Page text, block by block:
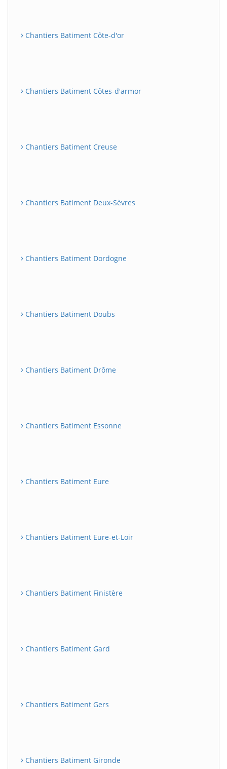
Chantiers Batiment Côte-d'or
Chantiers Batiment Côtes-d'armor
Chantiers Batiment Creuse
Chantiers Batiment Deux-Sèvres
Chantiers Batiment Dordogne
Chantiers Batiment Doubs
Chantiers Batiment Drôme
Chantiers Batiment Essonne
Chantiers Batiment Eure
Chantiers Batiment Eure-et-Loir
Chantiers Batiment Finistère
Chantiers Batiment Gard
Chantiers Batiment Gers
Chantiers Batiment Gironde